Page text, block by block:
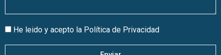
He leido y acepto la Política de Privacidad